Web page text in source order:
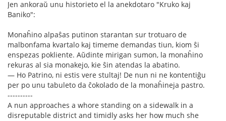
Jen ankoraŭ unu historieto el la anekdotaro "Kruko kaj
Baniko":
Monaĥino alpaŝas putinon starantan sur trotuaro de
malbonfama kvartalo kaj timeme demandas tiun, kiom ŝi
enspezas pokliente. Aŭdinte mirigan sumon, la monaĥino
rekuras al sia monakejo, kie ŝin atendas la abatino.
— Ho Patrino, ni estis vere stultaj! De nun ni ne kontentiĝu
per po unu tabuleto da ĉokolado de la monaĥineja pastro.
----------
A nun approaches a whore standing on a sidewalk in a
disreputable district and timidly asks her how much she